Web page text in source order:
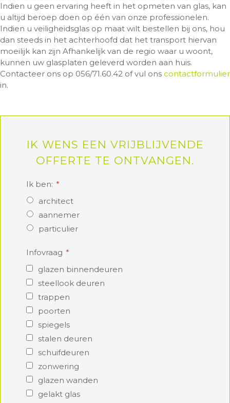
Indien u geen ervaring heeft in het opmeten van glas, kan
u altijd beroep doen op één van onze professionelen.
Indien u veiligheidsglas op maat wilt bestellen bij ons, hou
dan steeds in het achterhoofd dat het transport hiervan
moeilijk kan zijn Afhankelijk van de regio waar u woont,
kunnen uw glasplaten geleverd worden aan huis.
Contacteer ons op 056/71.60.42 of vul ons contactformulier
in.
IK WENS EEN VRIJBLIJVENDE
OFFERTE TE ONTVANGEN.
Ik ben:
architect
aannemer
particulier
Infovraag
glazen binnendeuren
steellook deuren
trappen
poorten
spiegels
stalen deuren
schuifdeuren
zonwering
glazen wanden
gelakt glas